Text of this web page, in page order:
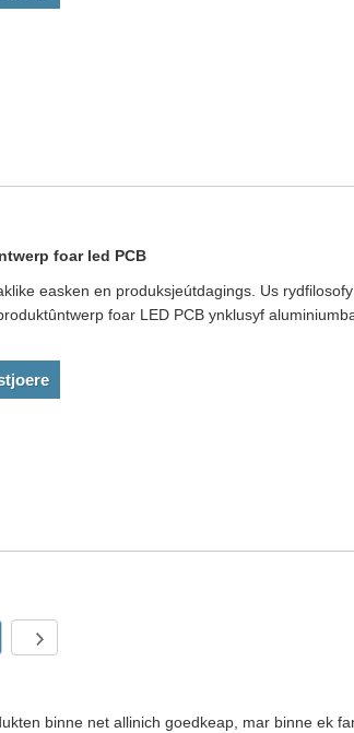
foar led PCB
easken en produksjeútdagings. Us
foar LED PCB ynklusyf
binne net allinich goedkeap, mar binne ek